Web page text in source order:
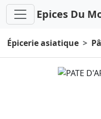
Epices Du
Épicerie asiatique